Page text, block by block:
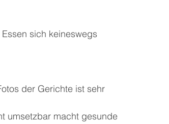
sich keineswegs
der Gerichte ist sehr
umsetzbar macht gesunde